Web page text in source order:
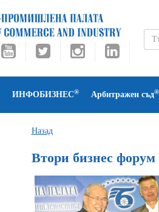
ИНФОБИЗНЕС® Арбитражен съд®
Назад
Втори бизнес